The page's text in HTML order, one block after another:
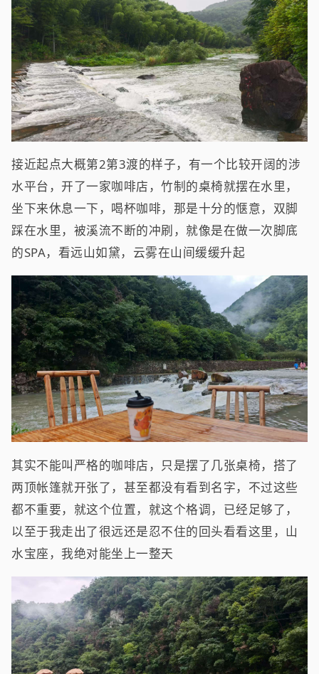
接近起点大概第2第3渡的样子，有一个比较开阔的涉
水平台，开了一家咖啡店，竹制的桌椅就摆在水里，
坐下来休息一下，喝杯咖啡，那是十分的惬意，双脚
踩在水里，被溪流不断的冲刷，就像是在做一次脚底
的SPA，看远山如黛，云雾在山间缓缓升起
其实不能叫严格的咖啡店，只是摆了几张桌椅，搭了
两顶帐篷就开张了，甚至都没有看到名字，不过这些
都不重要，就这个位置，就这个格调，已经足够了，
以至于我走出了很远还是忍不住的回头看看这里，山
水宝座，我绝对能坐上一整天